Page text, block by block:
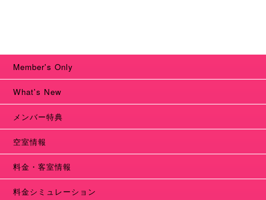
Member's Only
What's New
メンバー特典
空室情報
料金・客室情報
料金シミュレーション